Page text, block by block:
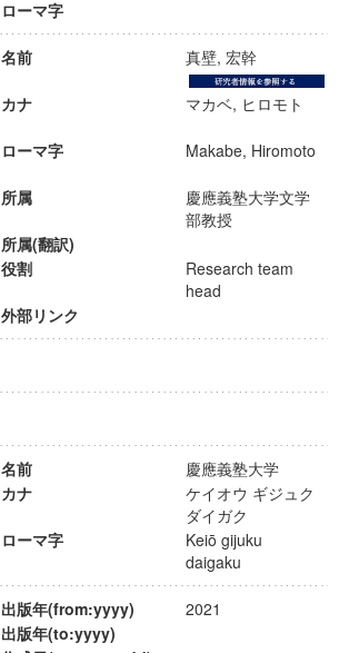
ローマ字
名前 真壁, 宏幹
カナ マカベ, ヒロモト
ローマ字 Makabe, Hiromoto
所属
慶應義塾大学文学
部教授
所属(翻訳)
役割
Research team
head
外部リンク
名前
慶應義塾大学
カナ
ケイオウ ギジュク
ダイガク
ローマ字
Keiō gijuku
daigaku
出版年(from:yyyy)
2021
出版年(to:yyyy)